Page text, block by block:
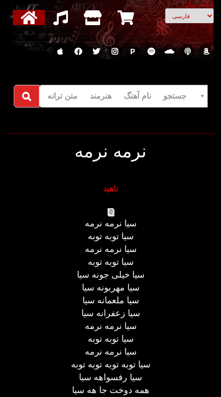
انتخاب زبان
P
جستجو نام آهنگ هنرمند متن ترانه
نرمه نرمه
ناهید
سیا نرمه نرمه
سیا توبه توبه
سیا نرمه نرمه
سیا توبه توبه
سیا خیلی جونه سیا
سیا مهربونه سیا
سیا ملعمانه سیا
سیا زعفرانه سیا
سیا نرمه نرمه
سیا توبه توبه
سیا نرمه نرمه
سیا توبه توبه توبه توبه
سیا رفسواهه سیا
همه دوخت جا هه سیا